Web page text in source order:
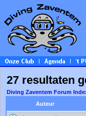
27 resultaten
Diving Zaventem Forum
Auteur